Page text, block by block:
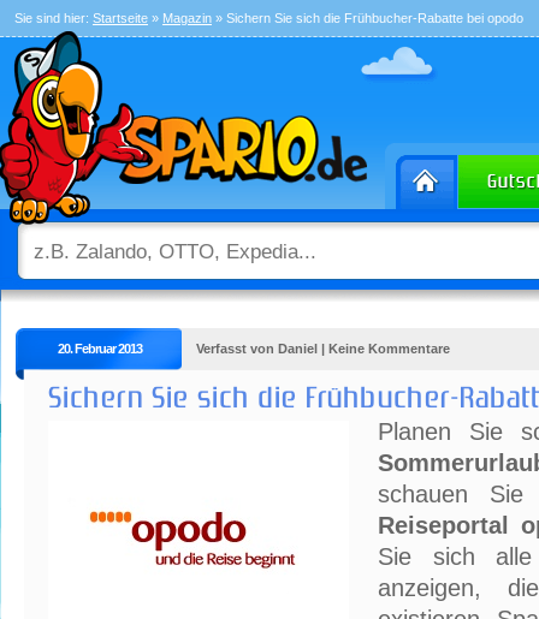
Sie sind hier: Startseite » Magazin » Sichern Sie sich die Frühbucher-Rabatte bei opodo
20. Februar 2013 Verfasst von Daniel | Keine Kommentare
Sichern Sie sich die Frühbucher-
Planen Sie
schauen Sie
Reiseportal
Sie sich alle
anzeigen,